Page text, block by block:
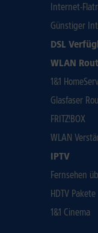
Internet-
Günstiger
DSL
WLAN
1&1
Glasfaser
FRITZ!BOX
WLAN
IPTV
Fernsehen
HDTV Pakete
1&1 Cinema